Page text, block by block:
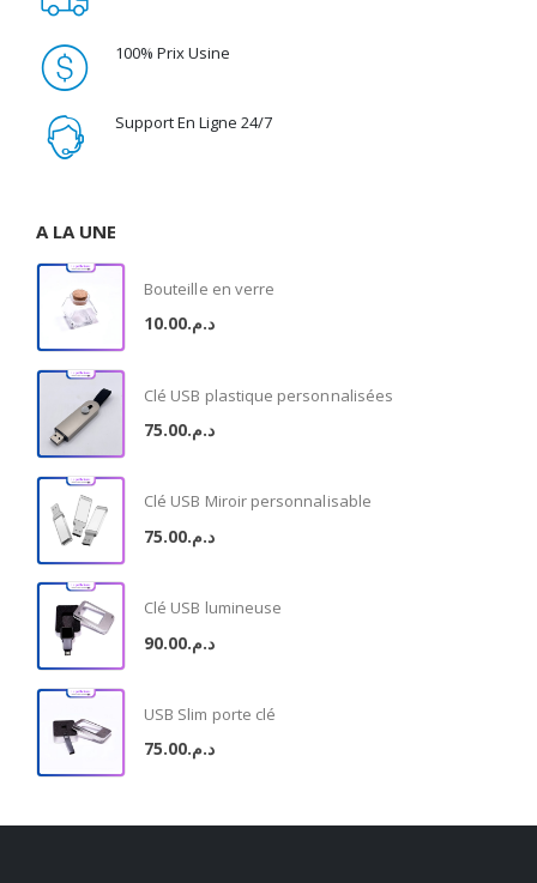
100% Prix Usine
Support En Ligne 24/7
A LA UNE
Bouteille en verre
د.م.10.00
Clé USB plastique personnalisées
د.م.75.00
Clé USB Miroir personnalisable
د.م.75.00
Clé USB lumineuse
د.م.90.00
USB Slim porte clé
د.م.75.00